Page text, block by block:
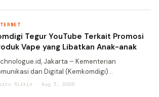
ini, Spark dapat
Tegur YouTube Terkait Promosi
Vape yang Libatkan Anak-anak
Jakarta – Kementerian
dan Digital (Kemkomdigi)
Surat Teguran Pertama kepada
Rizkia · Aug 3, 2026